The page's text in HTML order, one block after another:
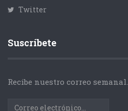
Twitter
Suscríbete
Recibe nuestro correo semanal.